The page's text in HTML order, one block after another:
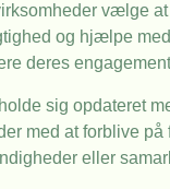
vælge
og hjælpe
deres
sig opdateret
med at forblive
eller